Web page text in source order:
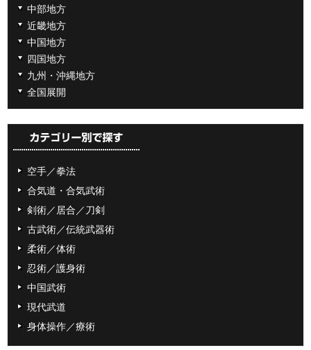
中部地方
近畿地方
中国地方
四国地方
九州・沖縄地方
全国展開
空手／拳法
合気道・合気武術
剣術／居合／刀剣
古武術／伝統武器術
柔術／体術
忍術／護身術
中国武術
現代武道
身体操作／療術